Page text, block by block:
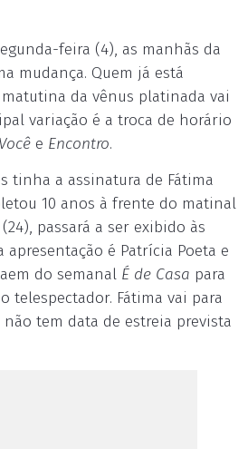
feira (4), as manhãs da
mudança. Quem já está
da vênus platinada vai
variação é a troca de horário
e Encontro.
tinha a assinatura de Fátima
10 anos à frente do matinal
passará a ser exibido às
apresentação é Patrícia Poeta e
do semanal É de Casa para
telespectador. Fátima vai para
não tem data de estreia prevista